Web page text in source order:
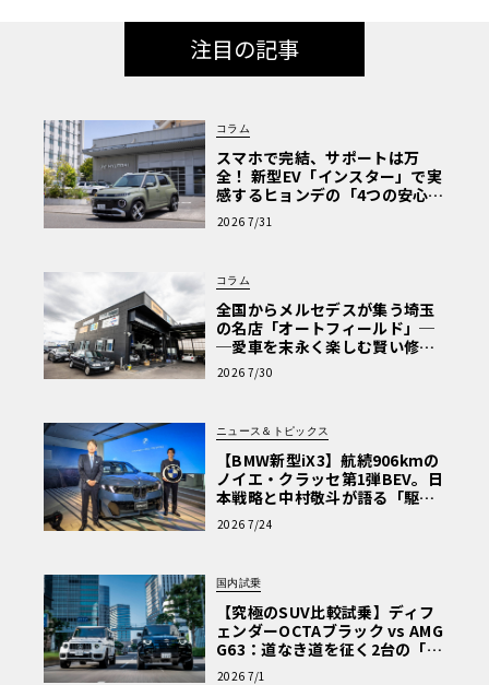
注目の記事
コラム
スマホで完結、サポートは万
全！ 新型EV「インスター」で実
感するヒョンデの「4つの安心」
【第1回・ヒョンデ6つの疑問：
Why? Hyundai?】〈PR〉
2026 7/31
コラム
全国からメルセデスが集う埼玉
の名店「オートフィールド」─
─愛車を末永く楽しむ賢い修理
術と、プロがフックス製オイル
を選ぶ理由〈PR〉
2026 7/30
ニュース＆トピックス
【BMW新型iX3】航続906kmの
ノイエ・クラッセ第1弾BEV。日
本戦略と中村敬斗が語る「駆け
ぬける歓び」
2026 7/24
国内試乗
【究極のSUV比較試乗】ディフ
ェンダーOCTAブラック vs AMG
G63：道なき道を征く2台の「対
極的アプローチ」
2026 7/1